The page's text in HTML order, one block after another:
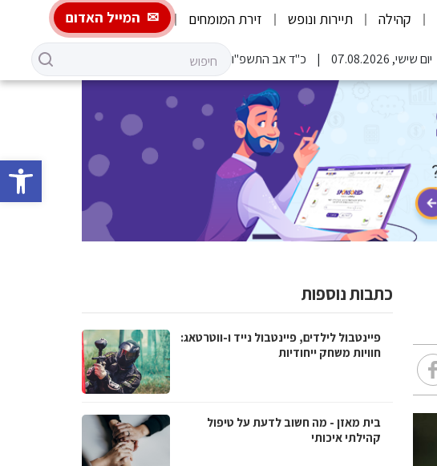
פתח
קהילה תיירות ונופש זירת המומחים המייל האדום
יום שישי, 07.08.2026 כ"ד אב התשפ"ו
כתבות נוספות
פיינטבול לילדים, פיינטבול נייד ו-ווטרטאג:
חוויות משחק ייחודיות
בית מאזן - מה חשוב לדעת על טיפול
קהילתי איכותי